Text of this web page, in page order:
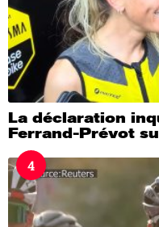
La déclaration
Ferrand-Prévot
4